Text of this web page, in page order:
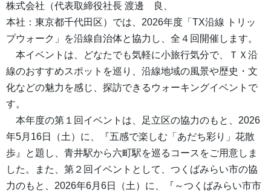
株式会社（代表取締役社長 渡邊 良、
本社：東京都千代田区）では、2026年度「TX沿線 トリッ
プウォーク」を沿線自治体と協力し、全４回開催します。
本イベントは、どなたでも気軽に小旅行気分で、ＴＸ沿
線のおすすめスポットを巡り、沿線地域の風景や歴史・文
化などの魅力を感じ、探訪できるウォーキングイベントで
す。
本年度の第１回イベントは、足立区の協力のもと、2026
年5月16日（土）に、『五感で楽しむ「あだち彩り」花散
歩』と題し、青井駅から六町駅を巡るコースをご用意しま
した。また、第２回イベントとして、つくばみらい市の協
力のもと、2026年6月6日（土）に、『～つくばみらい市市